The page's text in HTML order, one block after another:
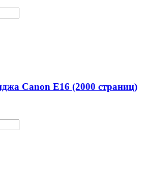
Canon E16 (2000 страниц)